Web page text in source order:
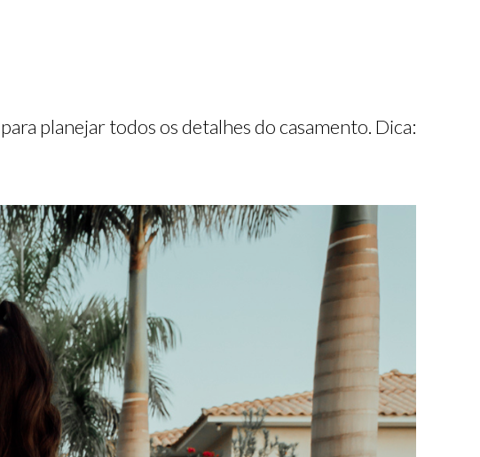
planejar todos os detalhes do casamento. Dica: